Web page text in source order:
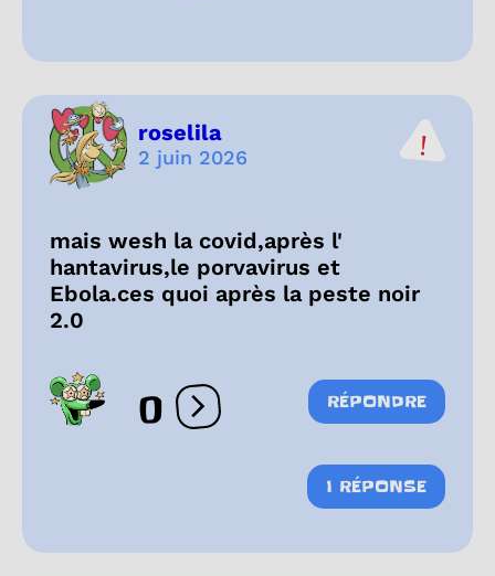
roselila
2 juin 2026
mais wesh la covid,après l'
hantavirus,le porvavirus et
Ebola.ces quoi après la peste noir
2.0
0 Ouvrir les réactions
RÉPONDRE
1 RÉPONSE